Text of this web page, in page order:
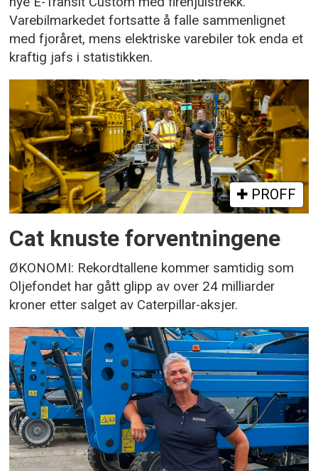
Varebilmarkedet fortsatte å falle sammenlignet
med fjoråret, mens elektriske varebiler tok enda et
kraftig jafs i statistikken.
PROFF
Cat knuste forventningene
ØKONOMI: Rekordtallene kommer samtidig som
Oljefondet har gått glipp av over 24 milliarder
kroner etter salget av Caterpillar-aksjer.